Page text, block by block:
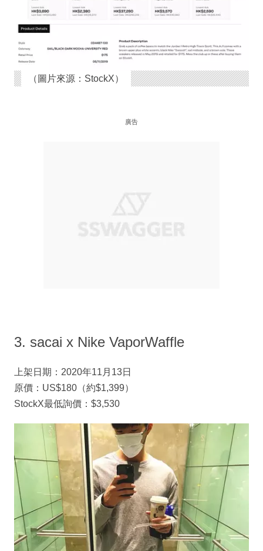
（圖片來源：StockX）
廣告
3. sacai x Nike VaporWaffle
上架日期：2020年11月13日
原價：US$180（約$1,399）
StockX最低詢價：$3,530